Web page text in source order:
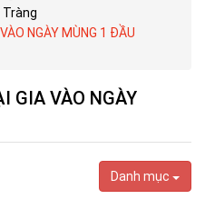
NGÀY MÙNG 1 ĐẦU
GIA VÀO NGÀY
Danh mục